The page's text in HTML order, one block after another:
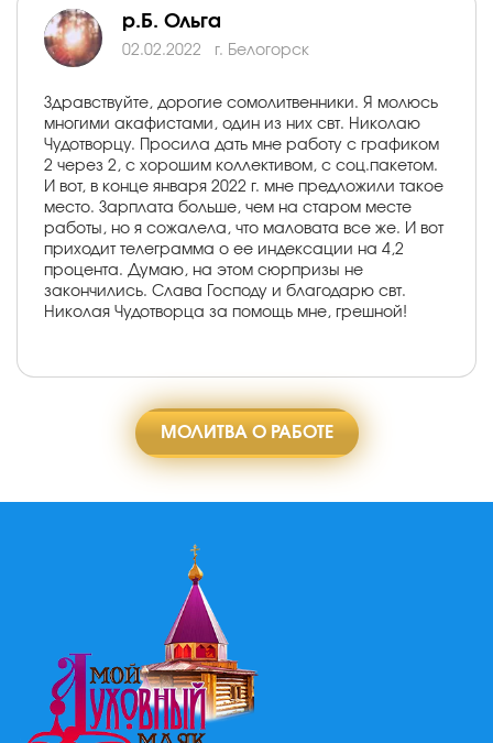
р.Б. Ольга
02.02.2022 г. Белогорск
Здравствуйте, дорогие сомолитвенники. Я молюсь
многими акафистами, один из них свт. Николаю
Чудотворцу. Просила дать мне работу с графиком
2 через 2, с хорошим коллективом, с соц.пакетом.
И вот, в конце января 2022 г. мне предложили такое
место. Зарплата больше, чем на старом месте
работы, но я сожалела, что маловата все же. И вот
приходит телеграмма о ее индексации на 4,2
процента. Думаю, на этом сюрпризы не
закончились. Слава Господу и благодарю свт.
Николая Чудотворца за помощь мне, грешной!
МОЛИТВА О РАБОТЕ